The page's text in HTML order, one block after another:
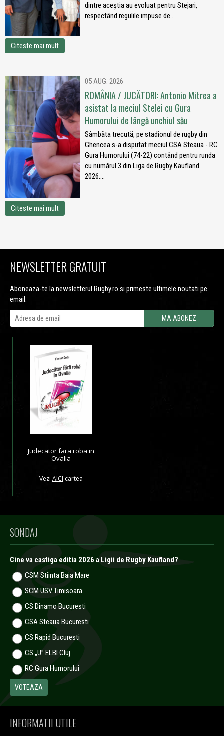
dintre aceștia au evoluat pentru Stejari,
respectând regulile impuse de...
Citeste mai mult
05 AUG. 2026
ROMÂNIA / JUCĂTORI: Antonio Mitrea a
asistat la meciul Stelei cu Gura
Humorului de lângă unchiul său
Sâmbăta trecută, pe stadionul de rugby din
Ghencea s-a disputat meciul CSA Steaua - RC
Gura Humorului (74-22) contând pentru runda
cu numărul 3 din Liga de Rugby Kaufland
2026....
Citeste mai mult
NEWSLETTER GRATUIT
Aboneaza-te la newsletterul Rugby.ro si primeste ultimele noutati pe
email.
Judecator fara roba in
Ovalia
Vezi AICI cartea
SONDAJ
Cine va castiga editia 2026 a Ligii de Rugby Kaufland?
CSM Stiinta Baia Mare
SCM USV Timisoara
CS Dinamo Bucuresti
CSA Steaua Bucuresti
CS Rapid Bucuresti
CS „U” ELBI Cluj
RC Gura Humorului
INFORMATII UTILE